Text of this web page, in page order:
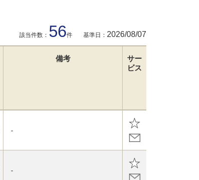
該当件数： 56件 基準日： 2026/08/07
備考
サー
ビス
-
-